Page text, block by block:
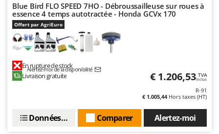
Groupes électrogènes
Gyrobroyeurs à lame pour tracteur
H
Haches - Cognées et Hachettes
Hachoirs à viande
Herses à Dents
Lames à neige
E
EcoFlow
Edilmark
Effeuno
Einhell
Elegen
Enotecnica Pillan
Blue Bird FLO SPEED 7HO - Débroussailleuse sur roues à
essence 4 temps autotractée - Honda GCVx 170
Offert par AgriEuro
En rupture de stock
Alertez-moi de la disponibilité
Livraison gratuite € 1.206,53 TVA
Inclus
R-91
€ 1.005,44Hors taxes (HT)
Alertez-moi
Comparer
Données techniques